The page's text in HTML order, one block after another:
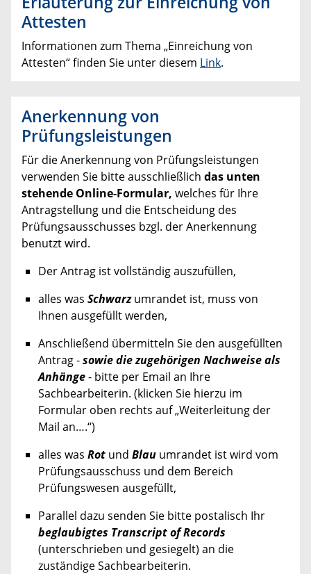
Attesten
Informationen zum Thema „Einreichung von
Attesten“ finden Sie unter diesem Link.
Anerkennung von
Prüfungsleistungen
Für die Anerkennung von Prüfungsleistungen
verwenden Sie bitte ausschließlich das unten
stehende Online-Formular, welches für Ihre
Antragstellung und die Entscheidung des
Prüfungsausschusses bzgl. der Anerkennung
benutzt wird.
Der Antrag ist vollständig auszufüllen,
alles was Schwarzumrandet ist, muss von
Ihnen ausgefüllt werden,
Anschließend übermitteln Sie den ausgefüllten
Antrag -sowie die zugehörigen Nachweise als
Anhänge- bitte per Email an Ihre
Sachbearbeiterin. (klicken Sie hierzu im
Formular oben rechts auf „Weiterleitung der
Mail an….“)
alles was Rot und Blau umrandet ist wird vom
Prüfungsausschuss und dem Bereich
Prüfungswesen ausgefüllt,
Parallel dazu senden Sie bitte postalisch Ihr
beglaubigtes Transcript of Records
(unterschrieben und gesiegelt) an die
zuständige Sachbearbeiterin.